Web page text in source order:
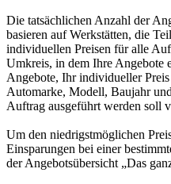
Die tatsächlichen Anzahl der
basieren auf Werkstätten, die
individuellen Preisen für alle
Umkreis, in dem Ihre Angebote
Angebote, Ihr individueller
Automarke, Modell, Baujahr
Auftrag ausgeführt werden soll
Um den niedrigstmöglichen
Einsparungen bei einer
der Angebotsübersicht „Das